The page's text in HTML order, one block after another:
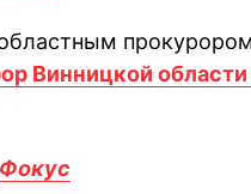
Винницкой
Фокус